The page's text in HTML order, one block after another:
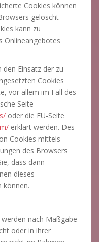
Cookies können
gelöscht
kann zu
Onlineangebotes
den Einsatz der zu
Cookies
vor allem im Fall des
Seite
oder die EU-Seite
erklärt werden. Des
Cookies mittels
des Browsers
dass dann
dieses
können.
nach Maßgabe
oder in ihrer